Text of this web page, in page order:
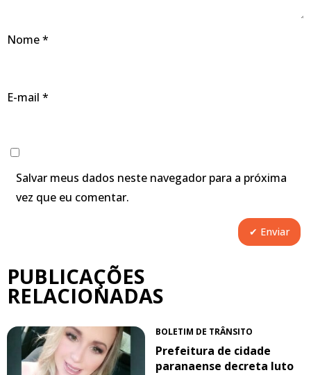
Nome*
E-mail *
Salvar meus dados neste navegador para a próxima
vez que eu comentar.
PUBLICAÇÕES
RELACIONADAS
BOLETIM DE TRÂNSITO
Prefeitura de cidade
paranaense decreta luto